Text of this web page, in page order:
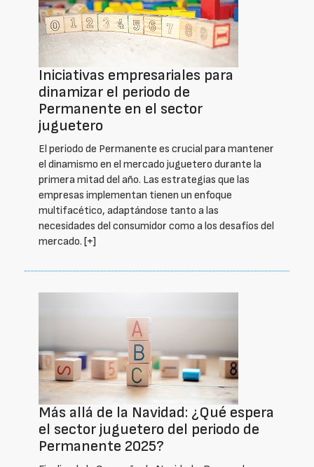
Iniciativas empresariales para
dinamizar el periodo de
Permanente en el sector
juguetero
El periodo de Permanente es crucial para mantener
el dinamismo en el mercado juguetero durante la
primera mitad del año. Las estrategias que las
empresas implementan tienen un enfoque
multifacético, adaptándose tanto a las
necesidades del consumidor como a los desafíos del
mercado. [+]
Más allá de la Navidad: ¿Qué espera
el sector juguetero del periodo de
Permanente 2025?